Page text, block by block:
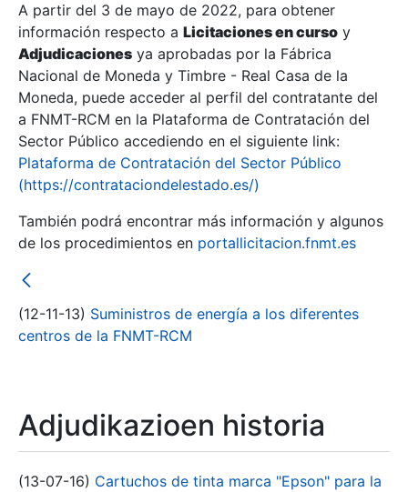
Erakutsi/Ezkutatu
Erakutsi/Ezkutatu
Erakutsi/Ezkutatu
Erakutsi/Ezkutatu
A partir del 3 de mayo de 2022, para obtener
información respecto a Licitaciones en curso y
Adjudicaciones ya aprobadas por la Fábrica
Nacional de Moneda y Timbre - Real Casa de la
Moneda, puede acceder al perfil del contratante del
a FNMT-RCM en la Plataforma de Contratación del
Sector Público accediendo en el siguiente link:
Plataforma de Contratación del Sector Público
(https://contrataciondelestado.es/)
También podrá encontrar más información y algunos
de los procedimientos en portallicitacion.fnmt.es
(12-11-13) Suministros de energía a los diferentes
centros de la FNMT-RCM
Adjudikazioen historia
(13-07-16) Cartuchos de tinta marca "Epson" para la